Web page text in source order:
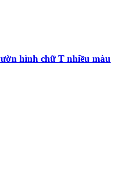
hình chữ T nhiều màu